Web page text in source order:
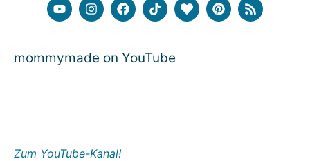
mommymade on YouTube
Zum YouTube-Kanal!